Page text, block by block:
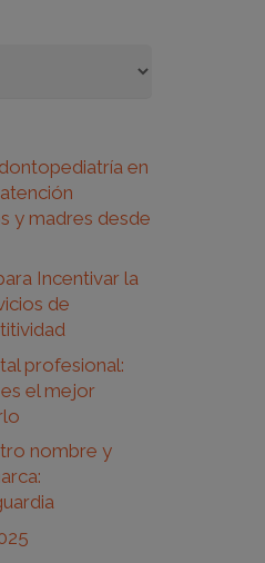
en
y madres desde
Incentivar la
de
profesional:
el mejor
nombre y